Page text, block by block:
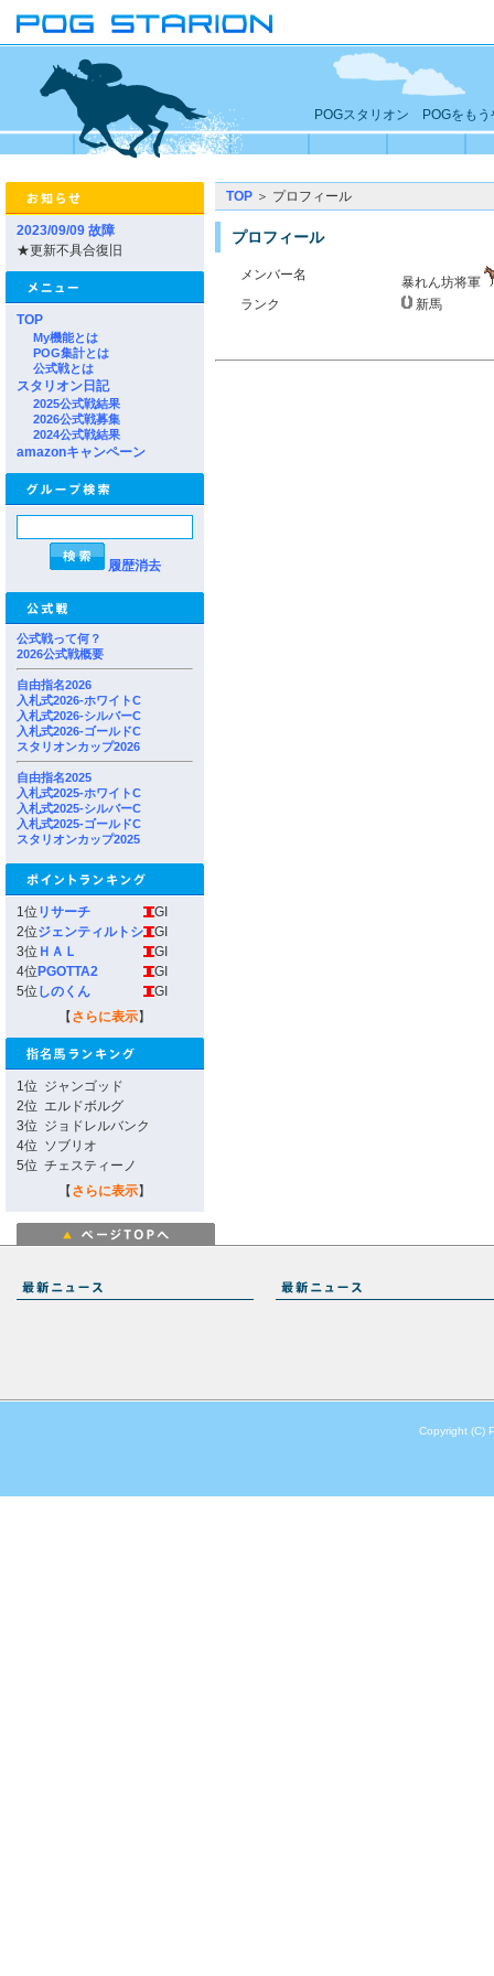
POGスタリオン POGをもう
2023/09/09 故障
★更新不具合復旧
TOP
My機能とは
POG集計とは
公式戦とは
スタリオン日記
2025公式戦結果
2026公式戦募集
2024公式戦結果
amazonキャンペーン
履歴消去
公式戦って何？
2026公式戦概要
自由指名2026
入札式2026-ホワイトC
入札式2026-シルバーC
入札式2026-ゴールドC
スタリオンカップ2026
自由指名2025
入札式2025-ホワイトC
入札式2025-シルバーC
入札式2025-ゴールドC
スタリオンカップ2025
1位 リサーチ
GI
2位ジェンティルトシ
GI
3位 ＨＡＬ
GI
4位 PGOTTA2
GI
5位 しのくん
GI
【 さらに表示】
1位 ジャンゴッド
2位 エルドボルグ
3位 ジョドレルバンク
4位 ソブリオ
5位 チェスティーノ
【 さらに表示】
TOP ＞ プロフィール
プロフィール
メンバー名
暴れん坊将軍
ランク
新馬
Copyright (C)